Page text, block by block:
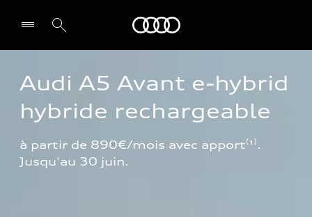
Audi A5 Avant e-hybrid
hybride rechargeable
à partir de 890€/mois avec apport⁽¹⁾.
Jusqu'au 30 juin.